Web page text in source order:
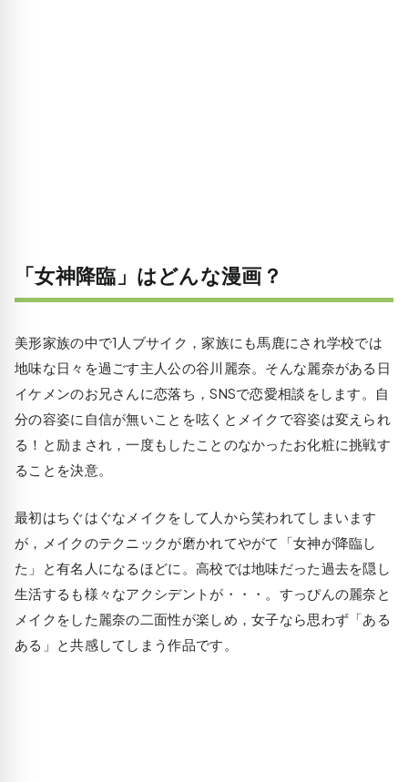
「女神降臨」はどんな漫画？
美形家族の中で1人ブサイク，家族にも馬鹿にされ学校では
地味な日々を過ごす主人公の谷川麗奈。そんな麗奈がある日
イケメンのお兄さんに恋落ち，SNSで恋愛相談をします。自
分の容姿に自信が無いことを呟くとメイクで容姿は変えられ
る！と励まされ，一度もしたことのなかったお化粧に挑戦す
ることを決意。
最初はちぐはぐなメイクをして人から笑われてしまいます
が，メイクのテクニックが磨かれてやがて「女神が降臨し
た」と有名人になるほどに。高校では地味だった過去を隠し
生活するも様々なアクシデントが・・・。すっぴんの麗奈と
メイクをした麗奈の二面性が楽しめ，女子なら思わず「ある
ある」と共感してしまう作品です。